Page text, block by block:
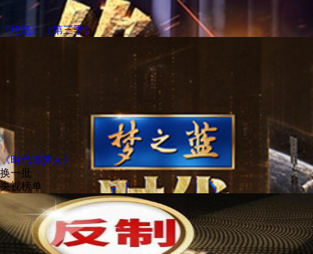
《绝笔》（第三季）
《时代追梦人》
换一批
央视榜单